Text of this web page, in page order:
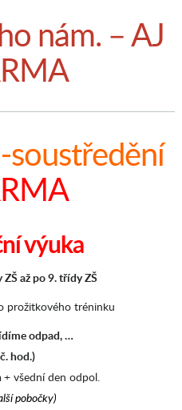
nám. – AJ
soustředění
výuka
až po 9. třídy ZŠ
prožitkového tréninku
odpad, …
hod.)
+ všední den odpol.
pobočky)